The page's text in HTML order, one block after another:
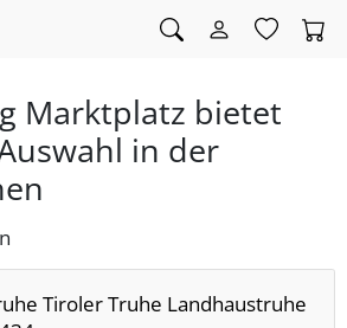
Marktplatz bietet
in der